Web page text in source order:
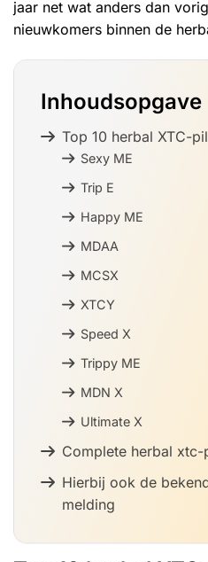
jaar net wat anders dan
nieuwkomers binnen de
Inhoudsopgave
Top 10 herbal XTC-
Sexy ME
Trip E
Happy ME
MDAA
MCSX
XTCY
Speed X
Trippy ME
MDN X
Ultimate X
Complete herbal
Hierbij ook de
melding